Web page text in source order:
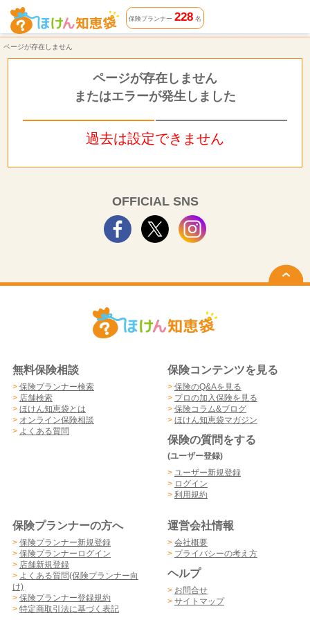
ページが存在しません | ほけん知恵袋
保険プランナー 228名
ページが存在しません
ページが存在しません
またはエラーが発生しました
過去は設定できません
OFFICIAL SNS
無料保険相談
> 保険プランナー検索
> 店舗検索
> ほけん知恵袋とは
> オンライン保険相談
> よくある質問
保険コンテンツを見る
> 保険のQ&Aを見る
> プロの加入保険を見る
> 保険コラム&ブログ
> ほけん知恵袋マガジン
保険の質問をする
(ユーザー登録)
> ユーザー新規登録
> ログイン
> 利用規約
保険プランナーの方へ
> 保険プランナー新規登録
> 保険プランナーログイン
> 店舗新規登録
> よくある質問(保険プランナー向
け)
> 保険プランナー登録規約
> 特定商取引法に基づく表記
運営会社情報
> 会社概要
> プライバシーの考え方
ヘルプ
> お問合せ
> サイトマップ